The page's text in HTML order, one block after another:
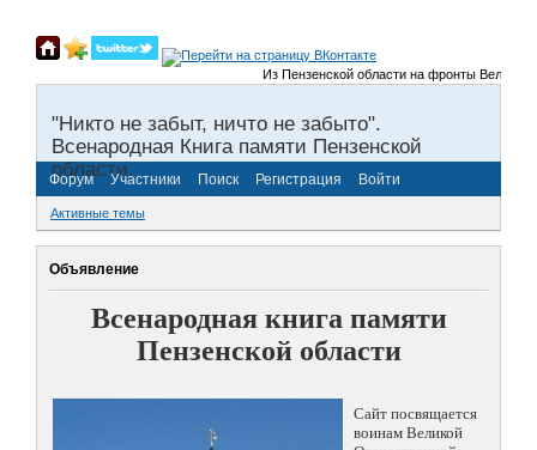
Из Пензенской области на фронты Великой
"Никто не забыт, ничто не забыто".
Всенародная Книга памяти Пензенской
области.
Форум Участники Поиск Регистрация Войти
Активные темы
Объявление
Всенародная книга памяти
Пензенской области
Сайт посвящается
воинам Великой